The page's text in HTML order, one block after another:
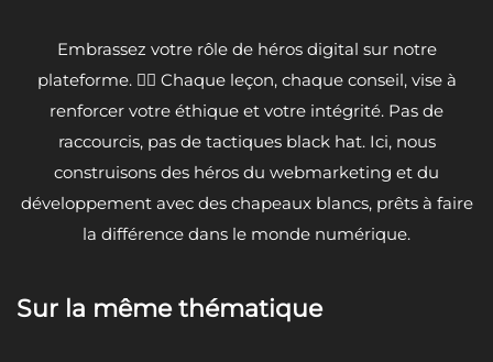
Embrassez votre rôle de héros digital sur notre
plateforme. 🦸‍♂️ Chaque leçon, chaque conseil, vise à
renforcer votre éthique et votre intégrité. Pas de
raccourcis, pas de tactiques black hat. Ici, nous
construisons des héros du webmarketing et du
développement avec des chapeaux blancs, prêts à faire
la différence dans le monde numérique.
Sur la même thématique